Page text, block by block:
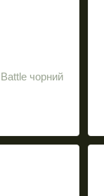
чорний